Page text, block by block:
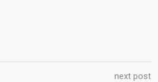
next post